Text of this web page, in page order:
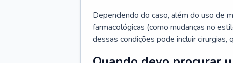
Dependendo do caso, além do uso de
farmacológicas (como mudanças no
dessas condições pode incluir